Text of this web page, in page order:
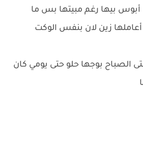
بيها رغم مبيتها بس ما
أعاملها زين لان بنفس الوكت
بوجها حلو حتى يومي كان